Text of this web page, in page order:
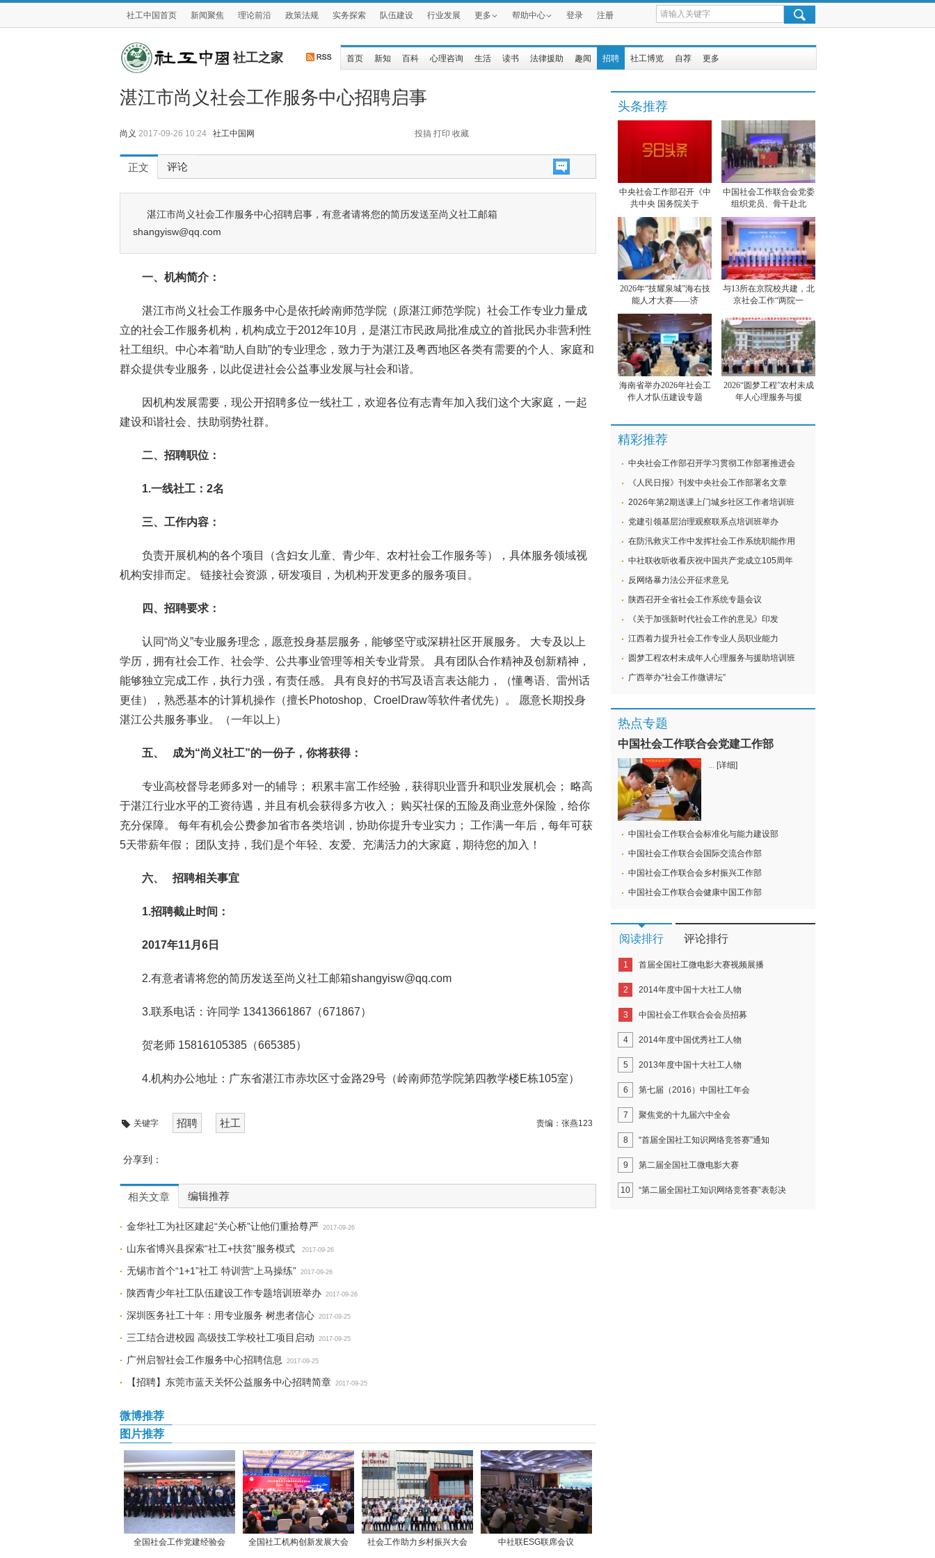
社工中国首页 新闻聚焦 理论前沿 政策法规 实务探索 队伍建设 行业发展 更多 帮助中心 登录 注册
社工之家 首页 新知 百科 心理咨询 生活 读书 法律援助 趣闻 招聘 社工博览 自荐 更多
湛江市尚义社会工作服务中心招聘启事
尚义 2017-09-26 10:24 社工中国网 投搞 打印 收藏
正文 评论
湛江市尚义社会工作服务中心招聘启事，有意者请将您的简历发送至尚义社工邮箱
shangyisw@qq.com
一、 机构简介：
湛江市尚义社会工作服务中心是依托岭南师范学院（原湛江师范学院）社会工作专业力量成
立的社会工作服务机构，机构成立于2012年10月，是湛江市民政局批准成立的首批民办非营利性
社工组织。中心本着“助人自助”的专业理念，致力于为湛江及粤西地区各类有需要的个人、家庭和
群众提供专业服务，以此促进社会公益事业发展与社会和谐。
因机构发展需要，现公开招聘多位一线社工，欢迎各位有志青年加入我们这个大家庭，一起
建设和谐社会、扶助弱势社群。
二、 招聘职位：
1.一线社工：2名
三、 工作内容：
负责开展机构的各个项目（含妇女儿童、青少年、农村社会工作服务等），具体服务领域视
机构安排而定。 链接社会资源，研发项目，为机构开发更多的服务项目。
四、招聘要求：
认同“尚义”专业服务理念，愿意投身基层服务，能够坚守或深耕社区开展服务。 大专及以上
学历，拥有社会工作、社会学、公共事业管理等相关专业背景。 具有团队合作精神及创新精神，
能够独立完成工作，执行力强，有责任感。 具有良好的书写及语言表达能力，（懂粤语、雷州话
更佳），熟悉基本的计算机操作（擅长Photoshop、CroelDraw等软件者优先）。 愿意长期投身
湛江公共服务事业。（一年以上）
五、 成为“尚义社工”的一份子，你将获得：
专业高校督导老师多对一的辅导； 积累丰富工作经验，获得职业晋升和职业发展机会； 略高
于湛江行业水平的工资待遇，并且有机会获得多方收入； 购买社保的五险及商业意外保险，给你
充分保障。 每年有机会公费参加省市各类培训，协助你提升专业实力； 工作满一年后，每年可获
5天带薪年假； 团队支持，我们是个年轻、友爱、充满活力的大家庭，期待您的加入！
六、 招聘相关事宜
1.招聘截止时间：
2017年11月6日
2.有意者请将您的简历发送至尚义社工邮箱shangyisw@qq.com
3.联系电话：许同学 13413661867（671867）
贺老师 15816105385（665385）
4.机构办公地址：广东省湛江市赤坎区寸金路29号（岭南师范学院第四教学楼E栋105室）
关键字 招聘 社工 责编： 张燕123
分享到：
相关文章 编辑推荐
金华社工为社区建起“关心桥”让他们重拾尊严 2017-09-26
山东省博兴县探索“社工+扶贫”服务模式 2017-09-26
无锡市首个“1+1”社工 特训营“上马操练” 2017-09-26
陕西青少年社工队伍建设工作专题培训班举办 2017-09-26
深圳医务社工十年：用专业服务 树患者信心 2017-09-25
三工结合进校园 高级技工学校社工项目启动 2017-09-25
广州启智社会工作服务中心招聘信息 2017-09-25
【招聘】东莞市蓝天关怀公益服务中心招聘简章 2017-09-25
微博推荐
图片推荐
全国社会工作党建经验会 全国社工机构创新发展大会 社会工作助力乡村振兴大会 中社联ESG联席会议
头条推荐
中央社会工作部召开《中
共中央 国务院关于
中国社会工作联合会党委
组织党员、骨干赴北
2026年“技耀泉城”海右技
能人才大赛——济
与13所在京院校共建，北
京社会工作“两院一
海南省举办2026年社会工
作人才队伍建设专题
2026“圆梦工程”农村未成
年人心理服务与援
精彩推荐
中央社会工作部召开学习贯彻工作部署推进会
《人民日报》刊发中央社会工作部署名文章
2026年第2期送课上门城乡社区工作者培训班
党建引领基层治理观察联系点培训班举办
在防汛救灾工作中发挥社会工作系统职能作用
中社联收听收看庆祝中国共产党成立105周年
反网络暴力法公开征求意见
陕西召开全省社会工作系统专题会议
《关于加强新时代社会工作的意见》印发
江西着力提升社会工作专业人员职业能力
圆梦工程农村未成年人心理服务与援助培训班
广西举办“社会工作微讲坛”
热点专题
中国社会工作联合会党建工作部
... [详细]
中国社会工作联合会标准化与能力建设部
中国社会工作联合会国际交流合作部
中国社会工作联合会乡村振兴工作部
中国社会工作联合会健康中国工作部
阅读排行 评论排行
1 首届全国社工微电影大赛视频展播
2 2014年度中国十大社工人物
3 中国社会工作联合会会员招募
4 2014年度中国优秀社工人物
5 2013年度中国十大社工人物
6 第七届（2016）中国社工年会
7 聚焦党的十九届六中全会
8 “首届全国社工知识网络竞答赛”通知
9 第二届全国社工微电影大赛
10 “第二届全国社工知识网络竞答赛”表彰决